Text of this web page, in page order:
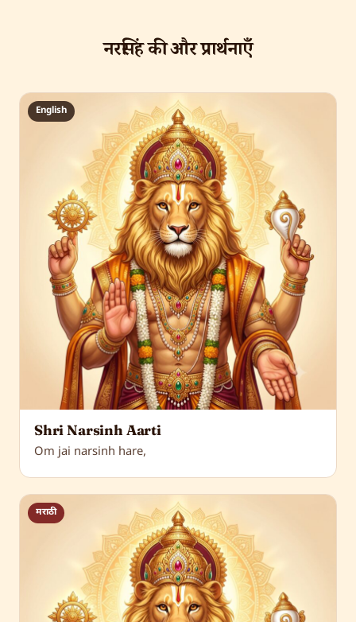
नरसिंह की और प्रार्थनाएँ
English
Shri Narsinh Aarti
Om jai narsinh hare,
मराठी